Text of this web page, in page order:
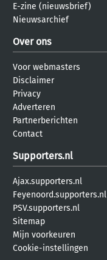
E-zine (nieuwsbrief)
Nieuwsarchief
Over ons
Voor webmasters
Disclaimer
Privacy
Adverteren
Partnerberichten
Contact
Supporters.nl
Ajax.supporters.nl
Feyenoord.supporters.nl
PSV.supporters.nl
Sitemap
Mijn voorkeuren
Cookie-instellingen